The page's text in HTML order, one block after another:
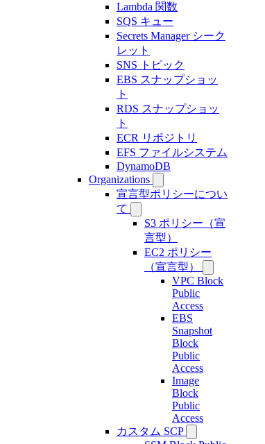
Lambda 関数
SQS キュー
Secrets Manager シーク
レット
SNS トピック
EBS スナップショッ
ト
RDS スナップショッ
ト
ECR リポジトリ
EFS ファイルシステム
DynamoDB
Organizations
宣言型ポリシーについ
て
S3 ポリシー（宣
言型）
EC2 ポリシー
（宣言型）
VPC Block
Public
Access
EBS
Snapshot
Block
Public
Access
Image
Block
Public
Access
カスタム SCP